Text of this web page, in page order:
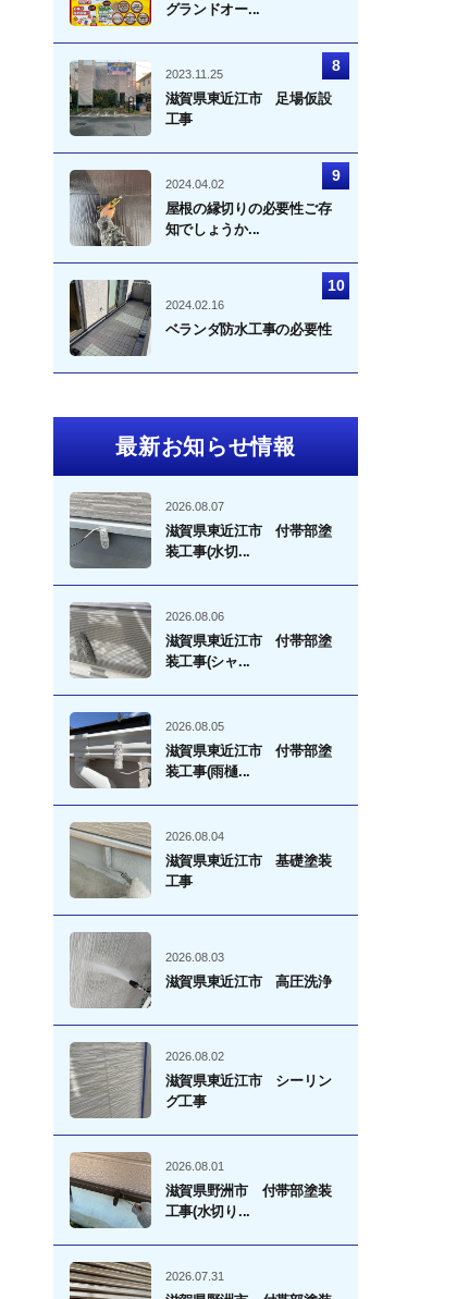
グランドオー...
2023.11.25
滋賀県東近江市 足場仮設
工事
2024.04.02
屋根の縁切りの必要性ご存
知でしょうか...
2024.02.16
ベランダ防水工事の必要性
最新お知らせ情報
2026.08.07
滋賀県東近江市 付帯部塗
装工事(水切...
2026.08.06
滋賀県東近江市 付帯部塗
装工事(シャ...
2026.08.05
滋賀県東近江市 付帯部塗
装工事(雨樋...
2026.08.04
滋賀県東近江市 基礎塗装
工事
2026.08.03
滋賀県東近江市 高圧洗浄
2026.08.02
滋賀県東近江市 シーリン
グ工事
2026.08.01
滋賀県野洲市 付帯部塗装
工事(水切り...
2026.07.31